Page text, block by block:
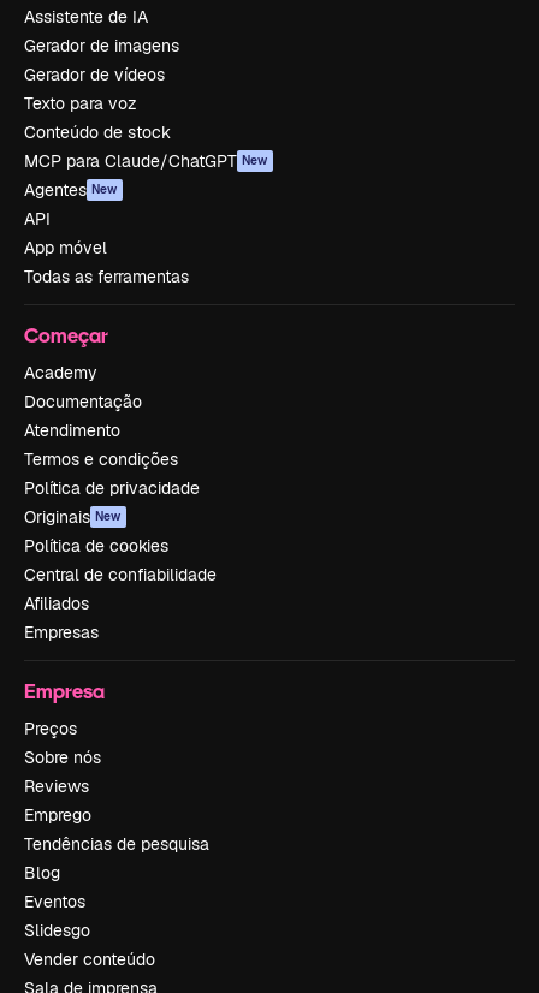
Assistente de IA
Gerador de imagens
Gerador de vídeos
Texto para voz
Conteúdo de stock
MCP para Claude/ChatGPT New
Agentes New
API
App móvel
Todas as ferramentas
Começar
Academy
Documentação
Atendimento
Termos e condições
Política de privacidade
Originais New
Política de cookies
Central de confiabilidade
Afiliados
Empresas
Empresa
Preços
Sobre nós
Reviews
Emprego
Tendências de pesquisa
Blog
Eventos
Slidesgo
Vender conteúdo
Sala de imprensa